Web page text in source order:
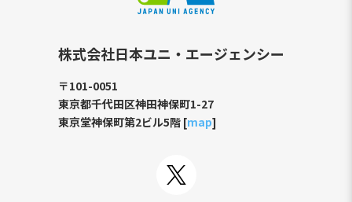
株式会社日本ユニ・エージェンシー
〒101-0051
東京都千代田区神田神保町1-27
東京堂神保町第2ビル5階 [map]